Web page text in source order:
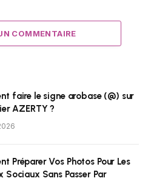
COMMENTAIRE
faire le signe arobase (@) sur
AZERTY ?
Préparer Vos Photos Pour Les
Sociaux Sans Passer Par